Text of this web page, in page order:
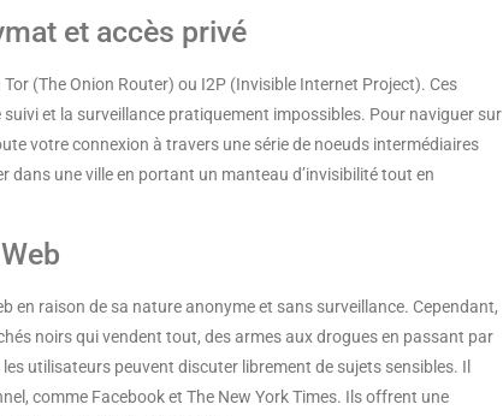
et accès privé
(The Onion Router) ou I2P (Invisible Internet Project). Ces
et la surveillance pratiquement impossibles. Pour naviguer sur
votre connexion à travers une série de noeuds intermédiaires
dans une ville en portant un manteau d’invisibilité tout en
en raison de sa nature anonyme et sans surveillance. Cependant,
noirs qui vendent tout, des armes aux drogues en passant par
utilisateurs peuvent discuter librement de sujets sensibles. Il
comme Facebook et The New York Times. Ils offrent une